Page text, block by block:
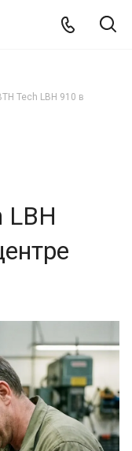
Tech LBH 910 в
LBH